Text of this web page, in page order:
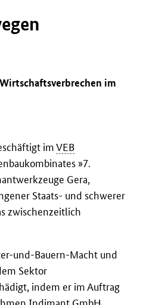
im
imVEB
»7.
Gera,
Staats- und schwerer
zwischenzeitlich
und-Bauern-Macht und
Sektor
indem er im Auftrag